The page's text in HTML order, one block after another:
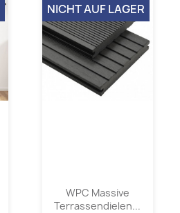
WPC Massive
Terrassendielen...
NICHT AUF LAGER